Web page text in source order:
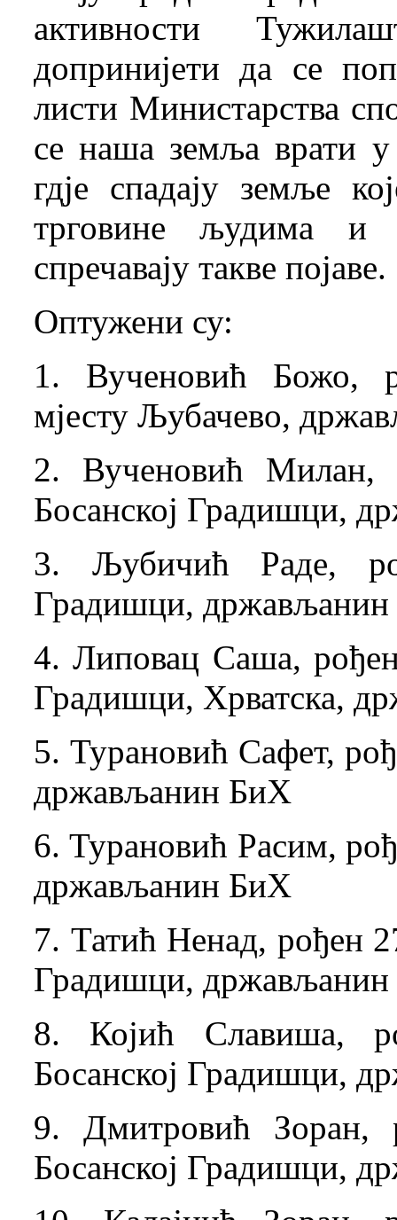
активности
допринијети да се
листи Министарства
се наша земља врати у
гдје спадају земље
трговине људима и
спречавају такве појаве.
Оптужени су:
1. Вученовић Божо,
мјесту Љубачево,
2. Вученовић Милан,
Босанској Градишци,
3. Љубичић Раде,
Градишци,
4. Липовац Саша,
Градишци, Хрватска,
5. Турановић Сафет,
држављанин БиХ
6. Турановић Расим,
држављанин БиХ
7. Татић Ненад, рођен
Градишци,
8. Којић Славиша,
Босанској Градишци,
9. Дмитровић Зоран,
Босанској Градишци,